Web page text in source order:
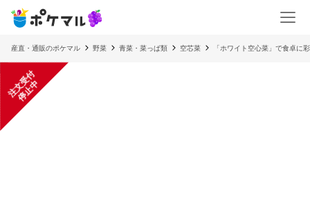
産直・通販のポケマル 野菜 青菜・菜っぱ類 空芯菜 「ホワイト空心菜」で食卓に
注
文
受
付
停
止
中